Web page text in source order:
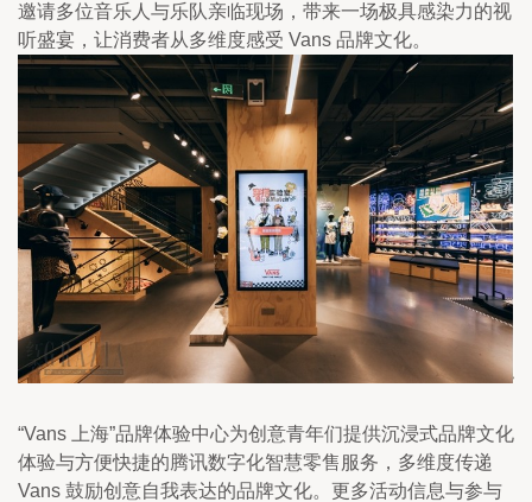
邀请多位音乐人与乐队亲临现场，带来一场极具感染力的视
听盛宴，让消费者从多维度感受 Vans 品牌文化。
“Vans 上海”品牌体验中心为创意青年们提供沉浸式品牌文化
体验与方便快捷的腾讯数字化智慧零售服务，多维度传递
Vans 鼓励创意自我表达的品牌文化。更多活动信息与参与